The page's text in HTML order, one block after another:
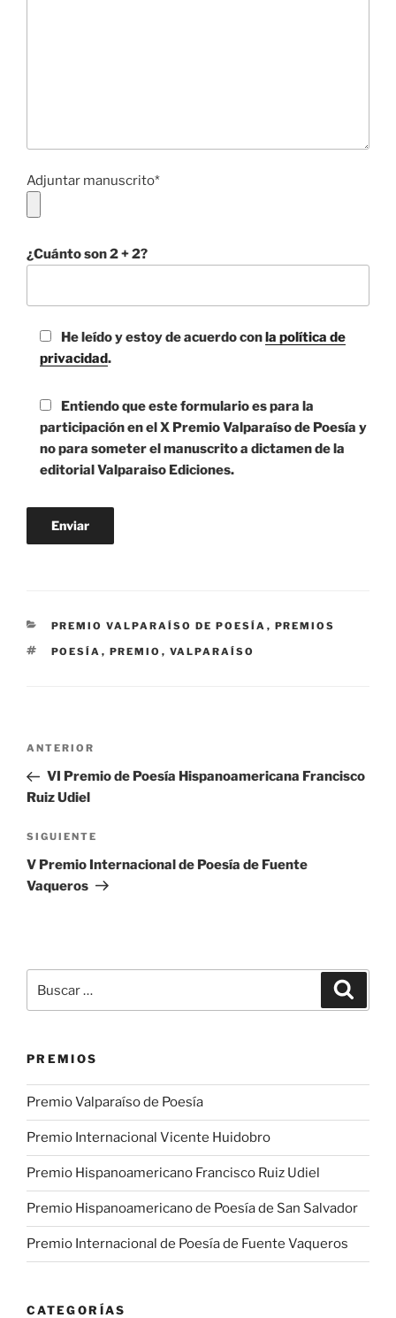
Adjuntar manuscrito*
¿Cuánto son 2 + 2?
He leído y estoy de acuerdo conla política de
privacidad.
Entiendo que este formulario es para la
participación en el X Premio Valparaíso de Poesía y
no para someter el manuscrito a dictamen de la
editorial Valparaiso Ediciones.
CATEGORÍAS
PREMIO VALPARAÍSO DE POESÍA , PREMIOS
ETIQUETAS
POESÍA , PREMIO , VALPARAÍSO
Navegación
entradas
Entrada
anterior:
ANTERIOR
VI Premio de Poesía Hispanoamericana Francisco
Ruiz Udiel
Siguiente
entrada
SIGUIENTE
V Premio Internacional de Poesía de Fuente
Vaqueros
por:
PREMIOS
Premio Valparaíso de Poesía
Premio Internacional Vicente Huidobro
Premio Hispanoamericano Francisco Ruiz Udiel
Premio Hispanoamericano de Poesía de San Salvador
Premio Internacional de Poesía de Fuente Vaqueros
CATEGORÍAS